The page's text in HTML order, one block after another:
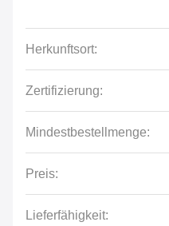
Herkunftsort:
Zertifizierung:
Mindestbestellmenge:
Preis:
Lieferfähigkeit: